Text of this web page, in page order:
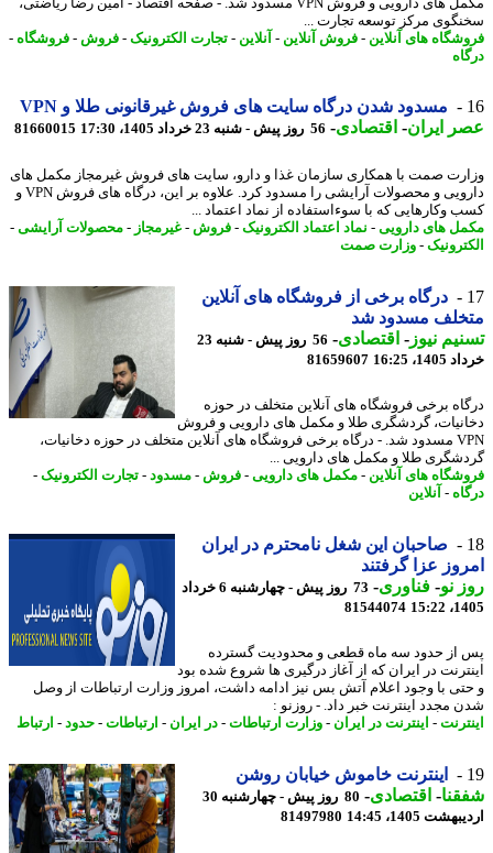
مرکز توسعه تجارت ...
های آنلاین-فروش آنلاین-آنلاین-تجارت الکترونیک-فروش -فروشگاه-
مسدود شدن درگاه سایت های فروش غیرقانونی طلا و VPN
ایران- اقتصادی-56 روز پیش - شنبه 23 خرداد 1405، 17:30 81660015
صمت با همکاری سازمان غذا و دارو، سایت های فروش غیرمجاز مکمل های
دارویی و محصولات آرایشی را مسدود کرد. علاوه بر این، درگاه های فروش VPN و
وکارهایی که با سوءاستفاده از نماد اعتماد ...
های دارویی -نماد اعتماد الکترونیک-فروش -غیرمجاز-محصولات آرایشی-
-وزارت صمت
درگاه برخی از فروشگاه های آنلاین
مسدود شد
نیوز-اقتصادی-
56 روز پیش - شنبه 23
16:25
81659607
برخی فروشگاه های آنلاین متخلف در حوزه
گردشگری طلا و مکمل های دارویی و فروش
VPN مسدود شد. - درگاه برخی فروشگاه های آنلاین متخلف در حوزه دخانیات،
طلا و مکمل های دارویی ...
های آنلاین-مکمل های دارویی -فروش -مسدود-تجارت الکترونیک-
-آنلاین
صاحبان این شغل نامحترم در ایران
عزا گرفتند
نو- فناوری-
73 روز پیش - چهارشنبه 6 خرداد
81544074
حدود سه ماه قطعی و محدودیت گسترده
در ایران که از آغاز درگیری ها شروع شده بود
با وجود اعلام آتش بس نیز ادامه داشت، امروز وزارت ارتباطات از وصل
مجدد اینترنت خبر داد. - روزنو :
-اینترنت در ایران - وزارت ارتباطات-در ایران - ارتباطات-حدود-ارتباط
اینترنت خاموش خیابان روشن
-اقتصادی-
80 روز پیش - چهارشنبه 30
1405، 14:45
81497980